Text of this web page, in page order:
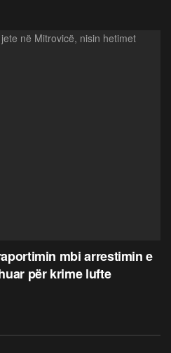
mbi arrestimin e
për krime lufte